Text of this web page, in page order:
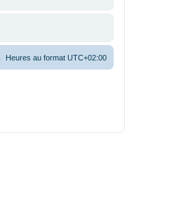
Heures au format UTC+02:00